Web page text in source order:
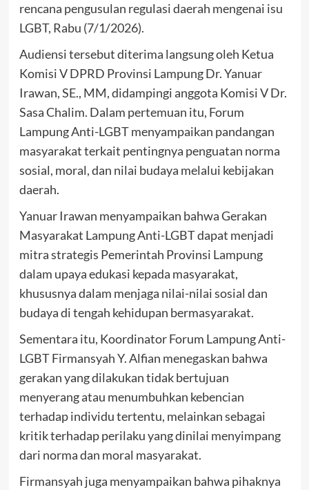
rencana pengusulan regulasi daerah mengenai isu
LGBT, Rabu (7/1/2026).
Audiensi tersebut diterima langsung oleh Ketua
Komisi V DPRD Provinsi Lampung Dr. Yanuar
Irawan, SE., MM, didampingi anggota Komisi V Dr.
Sasa Chalim. Dalam pertemuan itu, Forum
Lampung Anti-LGBT menyampaikan pandangan
masyarakat terkait pentingnya penguatan norma
sosial, moral, dan nilai budaya melalui kebijakan
daerah.
Yanuar Irawan menyampaikan bahwa Gerakan
Masyarakat Lampung Anti-LGBT dapat menjadi
mitra strategis Pemerintah Provinsi Lampung
dalam upaya edukasi kepada masyarakat,
khususnya dalam menjaga nilai-nilai sosial dan
budaya di tengah kehidupan bermasyarakat.
Sementara itu, Koordinator Forum Lampung Anti-
LGBT Firmansyah Y. Alfian menegaskan bahwa
gerakan yang dilakukan tidak bertujuan
menyerang atau menumbuhkan kebencian
terhadap individu tertentu, melainkan sebagai
kritik terhadap perilaku yang dinilai menyimpang
dari norma dan moral masyarakat.
Firmansyah juga menyampaikan bahwa pihaknya